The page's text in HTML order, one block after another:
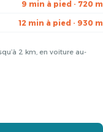
9 min à pied · 720 m
12 min à pied · 930 m
2 km, en voiture au-